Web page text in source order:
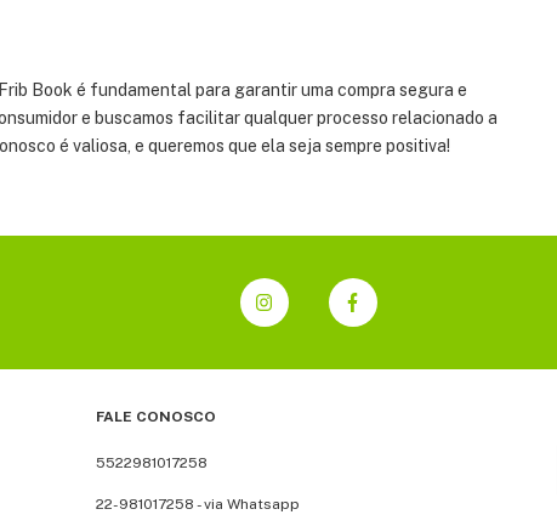
Book é fundamental para garantir uma compra segura e
e buscamos facilitar qualquer processo relacionado a
é valiosa, e queremos que ela seja sempre positiva!
FALE CONOSCO
5522981017258
22-981017258 - via Whatsapp